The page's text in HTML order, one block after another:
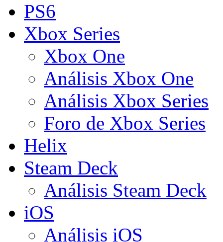
PS6
Xbox Series
Xbox One
Análisis Xbox One
Análisis Xbox Series
Foro de Xbox Series
Helix
Steam Deck
Análisis Steam Deck
iOS
Análisis iOS